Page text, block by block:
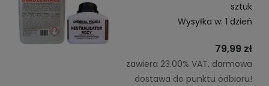
sztuk
Wysyłka w: 1 dzień
79,99 zł
zawiera 23.00% VAT, darmowa
dostawa do punktu odbioru!